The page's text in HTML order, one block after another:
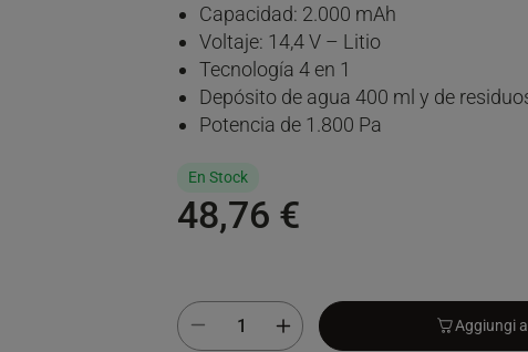
Capacidad: 2.000 mAh
Voltaje: 14,4 V – Litio
Tecnología 4 en 1
Depósito de agua 400 ml y de
Potencia de 1.800 Pa
En Stock
48,76 €
Aggiungi